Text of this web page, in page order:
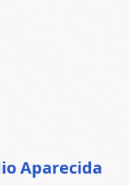
Aparecida